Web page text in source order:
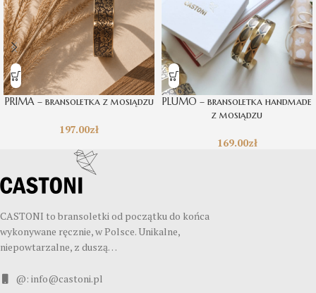
PRIMA – bransoletka z mosiądzu
197.00zł
PLUMO – bransoletka handmade
z mosiądzu
169.00zł
CASTONI to bransoletki od początku do końca
wykonywane ręcznie, w Polsce. Unikalne,
niepowtarzalne, z duszą…
@: info@castoni.pl